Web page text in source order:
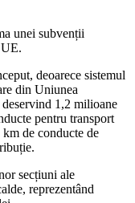
unei subvenții
deoarece sistemul
din Uniunea
1,2 milioane
pentru transport
de conducte de
secțiuni ale
reprezentând